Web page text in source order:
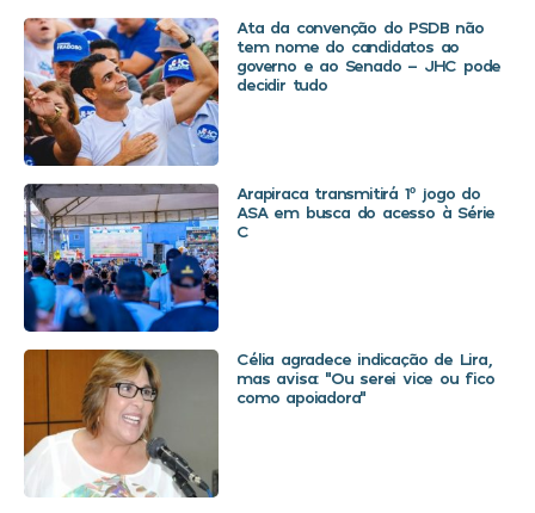
Ata da convenção do PSDB não
tem nome do candidatos ao
governo e ao Senado – JHC pode
decidir tudo
Arapiraca transmitirá 1º jogo do
ASA em busca do acesso à Série
C
Célia agradece indicação de Lira,
mas avisa: “Ou serei vice ou fico
como apoiadora”